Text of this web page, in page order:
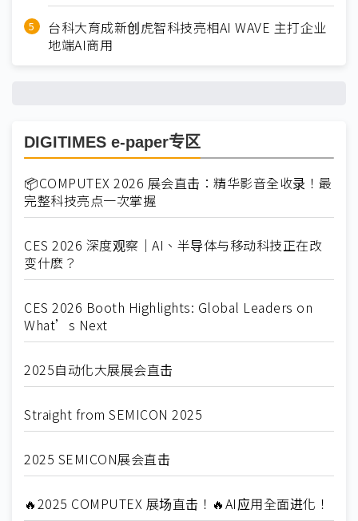
台科大育成新创虎智科技亮相AI WAVE 主打企业
地端AI商用
DIGITIMES e-paper专区
📦COMPUTEX 2026 展会直击：精华影音全收录！最
完整科技亮点一次掌握
CES 2026 深度观察｜AI、半导体与移动科技正在改
变什麽？
CES 2026 Booth Highlights: Global Leaders on
What’s Next
2025自动化大展展会直击
Straight from SEMICON 2025
2025 SEMICON展会直击
🔥2025 COMPUTEX 展场直击！🔥AI应用全面进化！